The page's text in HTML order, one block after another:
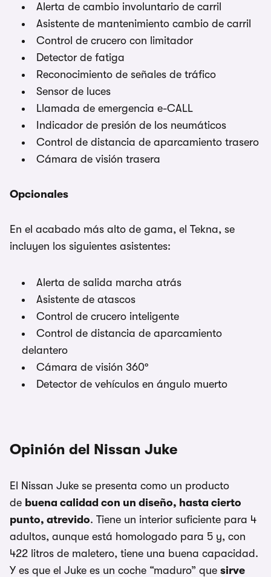
Alerta de cambio involuntario de carril
Asistente de mantenimiento cambio de carril
Control de crucero con limitador
Detector de fatiga
Reconocimiento de señales de tráfico
Sensor de luces
Llamada de emergencia e-CALL
Indicador de presión de los neumáticos
Control de distancia de aparcamiento trasero
Cámara de visión trasera
Opcionales
En el acabado más alto de gama, el Tekna, se
incluyen los siguientes asistentes:
Alerta de salida marcha atrás
Asistente de atascos
Control de crucero inteligente
Control de distancia de aparcamiento
delantero
Cámara de visión 360º
Detector de vehículos en ángulo muerto
Opinión del Nissan Juke
El Nissan Juke se presenta como un producto
de buena calidad con un diseño, hasta cierto
punto, atrevido. Tiene un interior suficiente para 4
adultos, aunque está homologado para 5 y, con
422 litros de maletero, tiene una buena capacidad.
Y es que el Juke es un coche “maduro” que sirve